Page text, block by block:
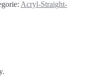
Acryl-Straight-